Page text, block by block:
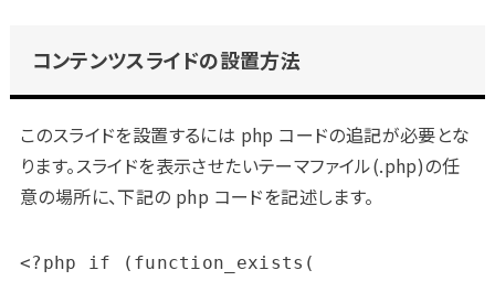
コンテンツスライドの設置方法
このスライドを設置するには php コードの追記が必要とな
ります。スライドを表示させたいテーマファイル(.php)の任
意の場所に、下記の php コードを記述します。
<?php if (function_exists(